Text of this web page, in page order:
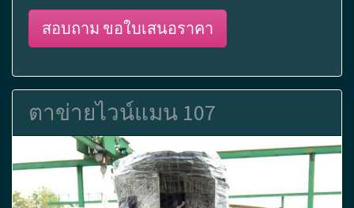
สอบถาม ขอใบเสนอราคา
ตาข่ายไวน์แมน 107